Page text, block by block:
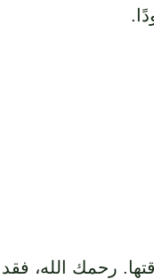
رحمك الله، فقد